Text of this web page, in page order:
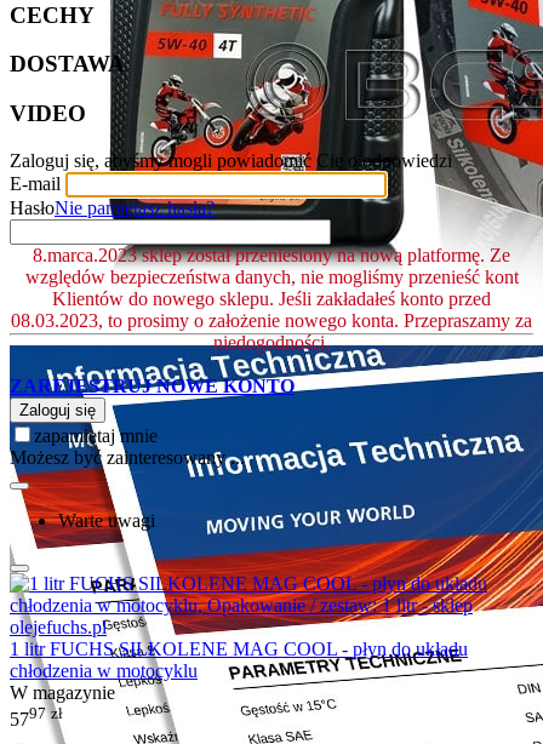
CECHY
DOSTAWA
VIDEO
Zaloguj się, abyśmy mogli powiadomić Cię o odpowiedzi
E-mail
HasłoNie pamiętasz hasła?
8.marca.2023 sklep został przeniesiony na nową platformę. Ze
względów bezpieczeństwa danych, nie mogliśmy przenieść kont
Klientów do nowego sklepu. Jeśli zakładałeś konto przed
08.03.2023, to prosimy o założenie nowego konta. Przepraszamy za
niedogodności.
ZAREJESTRUJ NOWE KONTO
Zaloguj się
zapamiętaj mnie
Możesz być zainteresowany ...
Warte uwagi
1 litr FUCHS SILKOLENE MAG COOL - płyn do układu
chłodzenia w motocyklu
W magazynie
5797 zł